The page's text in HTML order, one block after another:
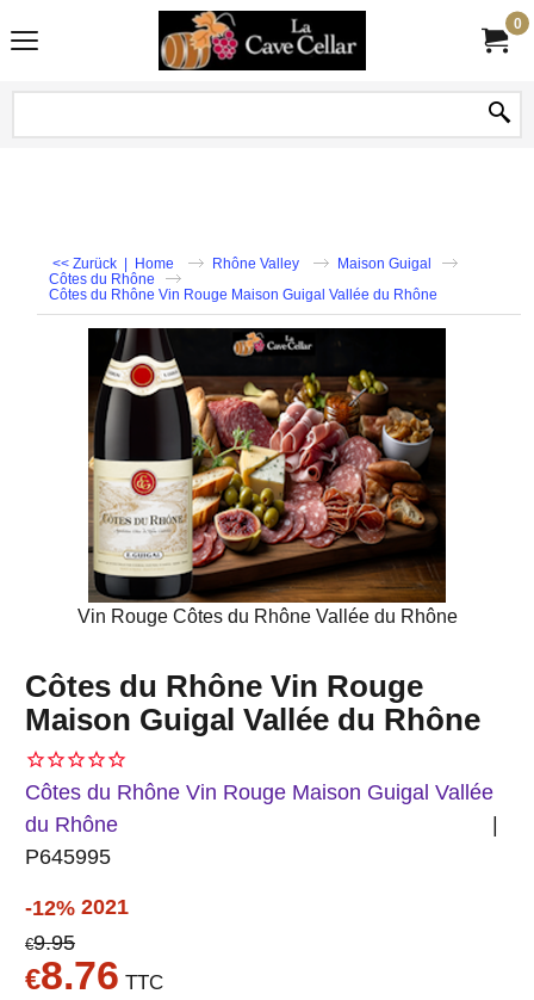
0
<< Zurück | Home Rhône Valley
Maison Guigal
Côtes du Rhône
Côtes du Rhône Vin Rouge Maison Guigal Vallée du Rhône
Vin Rouge Côtes du Rhône Vallée du Rhône
Côtes du Rhône Vin Rouge
Maison Guigal Vallée du Rhône
Côtes du Rhône Vin Rouge Maison Guigal Vallée
du Rhône
P645995
-12% 2021
€9.95
€8.76 TTC